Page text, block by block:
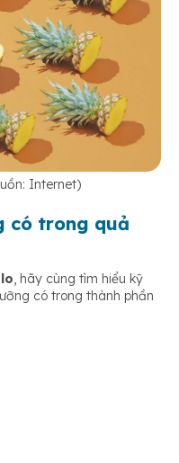
Internet)
có trong quả
, hãy cùng tìm hiểu kỹ
có trong thành phần